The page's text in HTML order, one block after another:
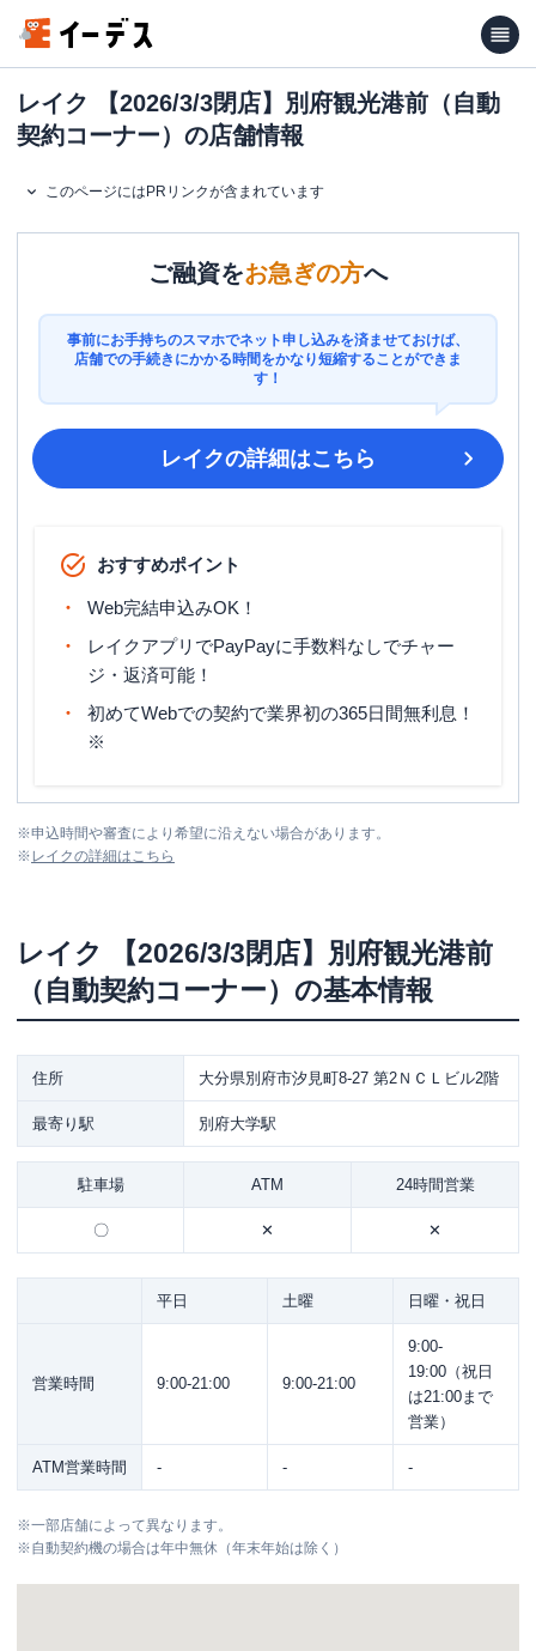
レイク 【2026/3/3閉店】別府観光港前（自動
契約コーナー）の店舗情報
このページにはPRリンクが含まれています
ご融資をお急ぎの方へ
事前にお手持ちのスマホでネット申し込みを済ませておけば、
店舗での手続きにかかる時間をかなり短縮することができま
す！
レイクの詳細はこちら
おすすめポイント
Web完結申込みOK！
レイクアプリでPayPayに手数料なしでチャー
ジ・返済可能！
初めてWebでの契約で業界初の365日間無利息！
※
※申込時間や審査により希望に沿えない場合があります。
※ レイクの詳細はこちら
レイク
【2026/3/3閉店】別府観光港前
（自動契約コーナー） の基本情報
住所 大分県別府市汐見町8-27 第2ＮＣＬビル2階
最寄り駅 別府大学駅
駐車場 ATM 24時間営業
〇 ✕ ✕
平日 土曜 日曜・祝日
営業時間 9:00-21:00 9:00-21:00
9:00-
19:00（祝日
は21:00まで
営業）
ATM営業時間 - - -
※一部店舗によって異なります。
※自動契約機の場合は年中無休（年末年始は除く）